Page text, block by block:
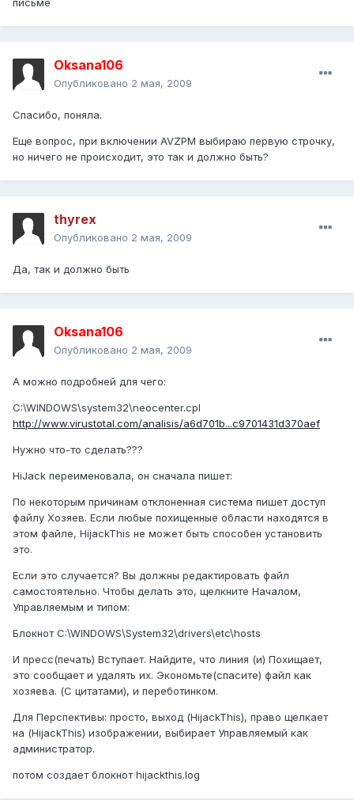
письме
Oksana106
Опубликовано 2 мая, 2009
Спасибо, поняла.
Еще вопрос, при включении AVZPM выбираю первую строчку,
но ничего не происходит, это так и должно быть?
thyrex
Опубликовано 2 мая, 2009
Да, так и должно быть
Oksana106
Опубликовано 2 мая, 2009
А можно подробней для чего:
C:\WINDOWS\system32\neocenter.cpl
http://www.virustotal.com/analisis/a6d701b...c9701431d370aef
Нужно что-то сделать???
HiJack переименовала, он сначала пишет:
По некоторым причинам отклоненная система пишет доступ
файлу Хозяев. Если любые похищенные области находятся в
этом файле, HijackThis не может быть способен установить
это.
Если это случается? Вы должны редактировать файл
самостоятельно. Чтобы делать это, щелкните Началом,
Управляемым и типом:
Блокнот C:\WINDOWS\System32\drivers\etc\hosts
И пресс(печать) Вступает. Найдите, что линия (и) Похищает,
это сообщает и удалять их. Экономьте(спасите) файл как
хозяева. (С цитатами), и переботинком.
Для Перспективы: просто, выход (HijackThis), право щелкает
на (HijackThis) изображении, выбирает Управляемый как
администратор.
потом создает блокнот hijackthis.log